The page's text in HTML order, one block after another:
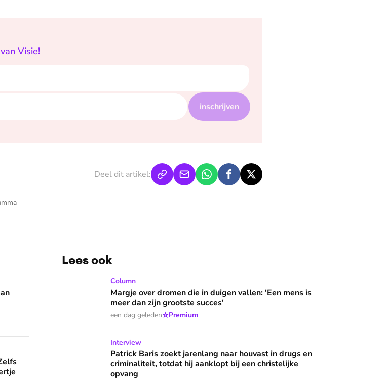
Visie!
inschrijven
Deel dit artikel:
dag met een kopje koffie bij de stacaravan'
kun je beter niet met het vingertje wijzen’
Lees ook
Margje over dromen die in duigen vallen: 'Een mens is meer dan zijn grootste succes'
Column
Margje over dromen die in duigen vallen: 'Een mens is
meer dan zijn grootste succes'
een dag geleden⭐Premium
Patrick Baris zoekt jarenlang naar houvast in drugs en criminaliteit, totdat hij aanklopt
Interview
Patrick Baris zoekt jarenlang naar houvast in drugs en
criminaliteit, totdat hij aanklopt bij een christelijke
opvang